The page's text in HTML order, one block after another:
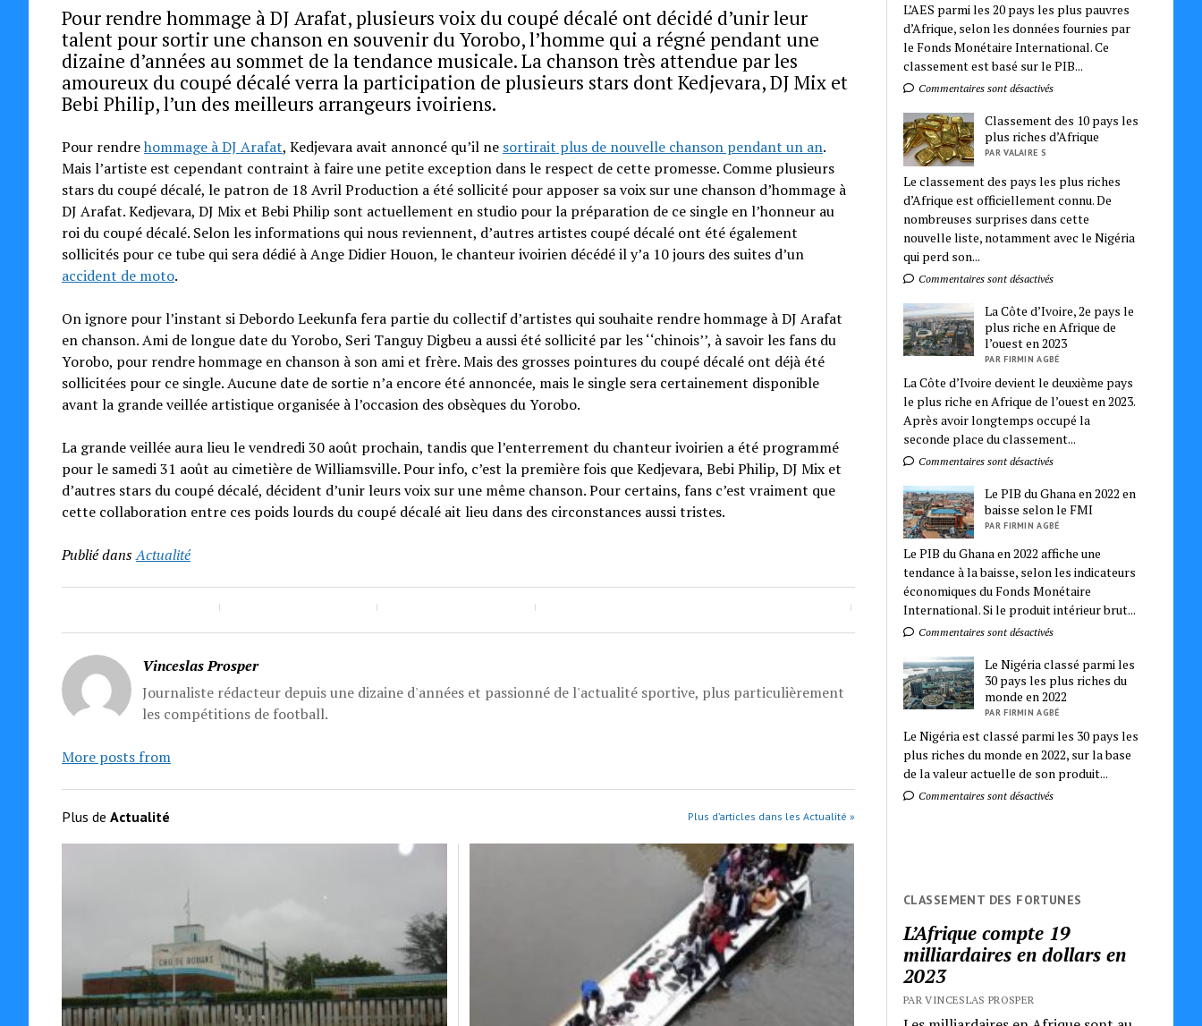
Pour rendre hommage à DJ Arafat, plusieurs voix du coupé décalé ont décidé d’unir leur
talent pour sortir une chanson en souvenir du Yorobo, l’homme qui a régné pendant une
dizaine d’années au sommet de la tendance musicale. La chanson très attendue par les
amoureux du coupé décalé verra la participation de plusieurs stars dont Kedjevara, DJ Mix et
Bebi Philip, l’un des meilleurs arrangeurs ivoiriens.
Pour rendrehommage à DJ Arafat, Kedjevara avait annoncé qu’il ne sortirait plus de nouvelle chanson pendant un an.
Mais l’artiste est cependant contraint à faire une petite exception dans le respect de cette promesse. Comme plusieurs
stars du coupé décalé, le patron de 18 Avril Production a été sollicité pour apposer sa voix sur une chanson d’hommage à
DJ Arafat. Kedjevara, DJ Mix et Bebi Philip sont actuellement en studio pour la préparation de ce single en l’honneur au
roi du coupé décalé. Selon les informations qui nous reviennent, d’autres artistes coupé décalé ont été également
sollicités pour ce tube qui sera dédié à Ange Didier Houon, le chanteur ivoirien décédé il y’a 10 jours des suites d’un
accident de moto.
On ignore pour l’instant si Debordo Leekunfa fera partie du collectif d’artistes qui souhaite rendre hommage à DJ Arafat
en chanson. Ami de longue date du Yorobo, Seri Tanguy Digbeu a aussi été sollicité par les ‘‘chinois’’, à savoir les fans du
Yorobo, pour rendre hommage en chanson à son ami et frère. Mais des grosses pointures du coupé décalé ont déjà été
sollicitées pour ce single. Aucune date de sortie n’a encore été annoncée, mais le single sera certainement disponible
avant la grande veillée artistique organisée à l’occasion des obsèques du Yorobo.
La grande veillée aura lieu le vendredi 30 août prochain, tandis que l’enterrement du chanteur ivoirien a été programmé
pour le samedi 31 août au cimetière de Williamsville. Pour info, c’est la première fois que Kedjevara, Bebi Philip, DJ Mix et
d’autres stars du coupé décalé, décident d’unir leurs voix sur une même chanson. Pour certains, fans c’est vraiment que
cette collaboration entre ces poids lourds du coupé décalé ait lieu dans des circonstances aussi tristes.
Publié dansActualité
Vinceslas Prosper
Journaliste rédacteur depuis une dizaine d'années et passionné de l'actualité sportive, plus particulièrement
les compétitions de football.
More posts from
Plus de Actualité Plus d’articles dans les Actualité »
L’AES parmi les 20 pays les plus pauvres
d’Afrique, selon les données fournies par
le Fonds Monétaire International. Ce
classement est basé sur le PIB...
Commentaires sont désactivés
Classement des 10 pays les
plus riches d’Afrique
PAR VALAIRE S
Le classement des pays les plus riches
d’Afrique est officiellement connu. De
nombreuses surprises dans cette
nouvelle liste, notamment avec le Nigéria
qui perd son...
Commentaires sont désactivés
La Côte d’Ivoire, 2e pays le
plus riche en Afrique de
l’ouest en 2023
PAR FIRMIN AGBÉ
La Côte d’Ivoire devient le deuxième pays
le plus riche en Afrique de l’ouest en 2023.
Après avoir longtemps occupé la
seconde place du classement...
Commentaires sont désactivés
Le PIB du Ghana en 2022 en
baisse selon le FMI
PAR FIRMIN AGBÉ
Le PIB du Ghana en 2022 affiche une
tendance à la baisse, selon les indicateurs
économiques du Fonds Monétaire
International. Si le produit intérieur brut...
Commentaires sont désactivés
Le Nigéria classé parmi les
30 pays les plus riches du
monde en 2022
PAR FIRMIN AGBÉ
Le Nigéria est classé parmi les 30 pays les
plus riches du monde en 2022, sur la base
de la valeur actuelle de son produit...
Commentaires sont désactivés
CLASSEMENT DES FORTUNES
L’Afrique compte 19
milliardaires en dollars en
2023
PAR VINCESLAS PROSPER